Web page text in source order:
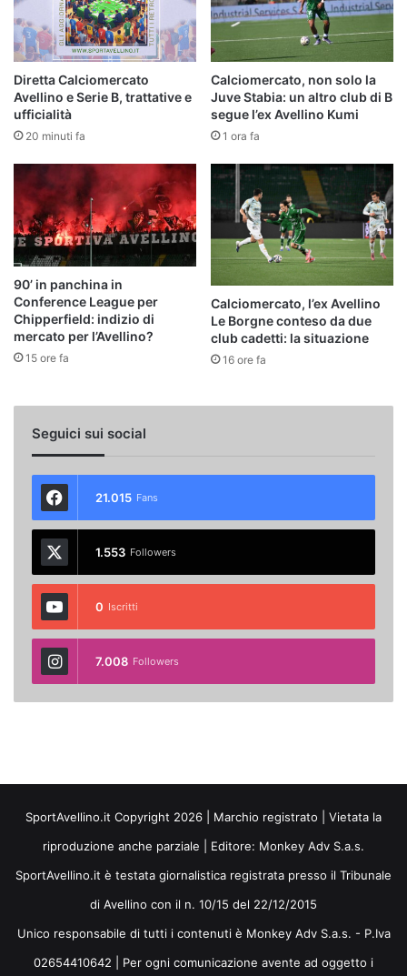
Diretta Calciomercato
Avellino e Serie B, trattative e
ufficialità
20 minuti fa
Calciomercato, non solo la
Juve Stabia: un altro club di B
segue l’ex Avellino Kumi
1 ora fa
90’ in panchina in
Conference League per
Chipperfield: indizio di
mercato per l’Avellino?
15 ore fa
Calciomercato, l’ex Avellino
Le Borgne conteso da due
club cadetti: la situazione
16 ore fa
Seguici sui social
21.015 Fans
1.553 Followers
0 Iscritti
7.008 Followers
SportAvellino.it Copyright 2026 | Marchio registrato | Vietata la
riproduzione anche parziale | Editore: Monkey Adv S.a.s.
SportAvellino.it è testata giornalistica registrata presso il Tribunale
di Avellino con il n. 10/15 del 22/12/2015
Unico responsabile di tutti i contenuti è Monkey Adv S.a.s. - P.Iva
02654410642 | Per ogni comunicazione avente ad oggetto i